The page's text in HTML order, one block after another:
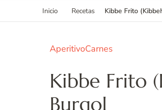
Inicio Recetas Kibbe Frito
AperitivoCarnes
Kibbe Frito
Burgol